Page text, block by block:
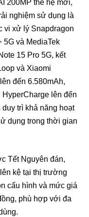
200MP thế hệ mới,
nghiệm sử dụng là
vi xử lý Snapdragon
5G và MediaTek
15 Pro 5G, kết
và Xiaomi
đến 6.580mAh,
lên đến
trì khả năng hoạt
dụng trong thời gian
Tết Nguyên đán,
kệ tại thị trường
cấu hình và mức giá
phù hợp với đa